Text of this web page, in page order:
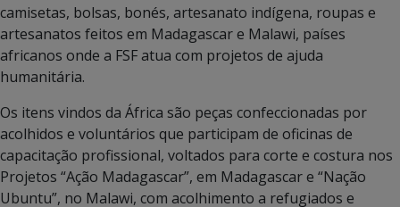
camisetas, bolsas, bonés, artesanato indígena, roupas e
artesanatos feitos em Madagascar e Malawi, países
africanos onde a FSF atua com projetos de ajuda
humanitária.
Os itens vindos da África são peças confeccionadas por
acolhidos e voluntários que participam de oficinas de
capacitação profissional, voltados para corte e costura nos
Projetos “Ação Madagascar”, em Madagascar e “Nação
Ubuntu”, no Malawi, com acolhimento a refugiados e